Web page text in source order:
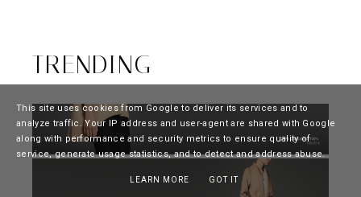
TRENDING
This site uses cookies from Google to deliver its services and to
analyze traffic. Your IP address and user-agent are shared with Google
along with performance and security metrics to ensure quality of
service, generate usage statistics, and to detect and address abuse.
LEARN MORE GOT IT